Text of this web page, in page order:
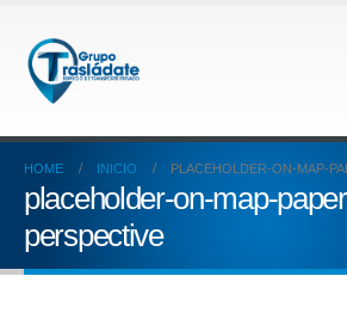
HOME INICIO PLACEHOLDER-ON-MAP-
placeholder-on-map-
perspective